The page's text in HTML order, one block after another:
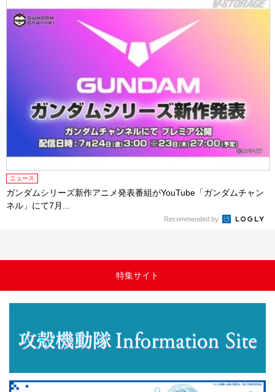
ニュース
ガンダムシリーズ新作アニメ発表番組がYouTube「ガンダムチャン
ネル」にて7月...
Recommended by
特集サイト